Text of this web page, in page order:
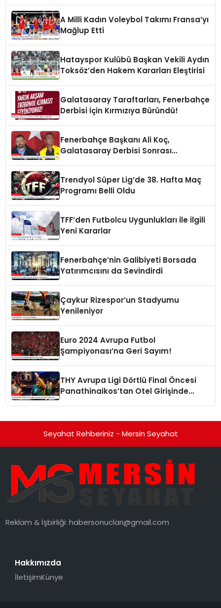
A Milli Kadın Voleybol Takımı Fransa’yı
Mağlup Etti
Hatayspor Kulübü Başkan Vekili Aydın
Toksöz’den Hakem Kararları Eleştirisi
Galatasaray Taraftarları, Fenerbahçe
Derbisi İçin Kırmızıya Büründü!
Fenerbahçe Başkanı Ali Koç,
Galatasaray Derbisi Sonrası
Trendyol Süper Lig’de 38. Hafta Maç
Programı Belli Oldu
TFF’den Futbolcu Uygunlukları İle İlgili
Yeni Kararlar
Fenerbahçe’nin Galibiyeti Borsada
Yatırımcısını da Sevindirdi
Çaykur Rizespor’un Stadyumu
Yenileniyor
Euro 2024 Avrupa Futbol
Şampiyonası’na Geri Sayım!
THY Avrupa Ligi Dörtlü Final Öncesi
Panathinaikos’tan Otel Girişinde
Seyahat Rehberiniz - Mersin Seyahat
Reklam & İşbirliği:habersonuclari@gmail.com
Hakkımızda
İletişimKünye